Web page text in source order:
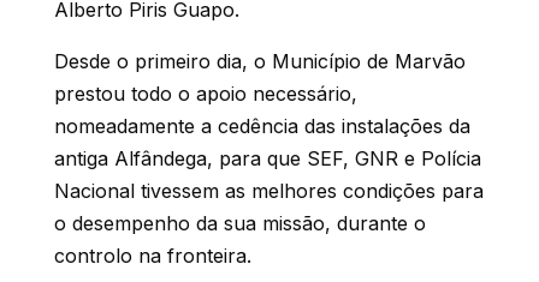
Alberto Piris Guapo.
Desde o primeiro dia, o Município de Marvão
prestou todo o apoio necessário,
nomeadamente a cedência das instalações da
antiga Alfândega, para que SEF, GNR e Polícia
Nacional tivessem as melhores condições para
o desempenho da sua missão, durante o
controlo na fronteira.